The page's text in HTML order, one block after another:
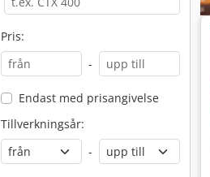
Pris:
-
Endast med prisangivelse
Tillverkningsår:
-